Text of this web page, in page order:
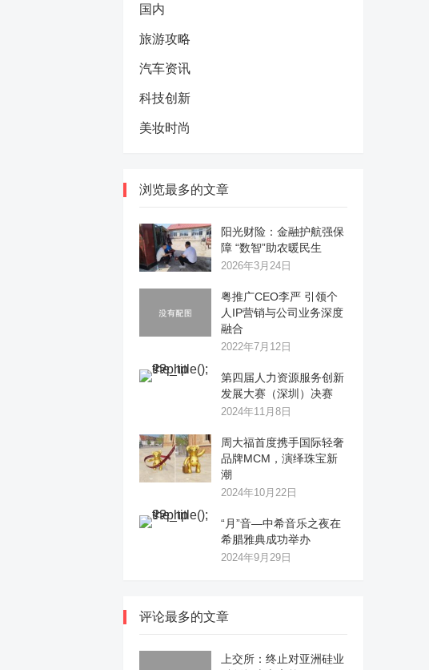
国内
旅游攻略
汽车资讯
科技创新
美妆时尚
浏览最多的文章
阳光财险：金融护航强保
障 “数智”助农暖民生
2026年3月24日
粤推广CEO李严 引领个
人IP营销与公司业务深度
融合
2022年7月12日
第四届人力资源服务创新
发展大赛（深圳）决赛
2024年11月8日
周大福首度携手国际轻奢
品牌MCM，演绎珠宝新
潮
2024年10月22日
“月”音—中希音乐之夜在
希腊雅典成功举办
2024年9月29日
评论最多的文章
上交所：终止对亚洲硅业